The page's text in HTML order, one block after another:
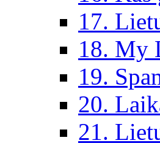
17.
18. My
19.
20.
21.